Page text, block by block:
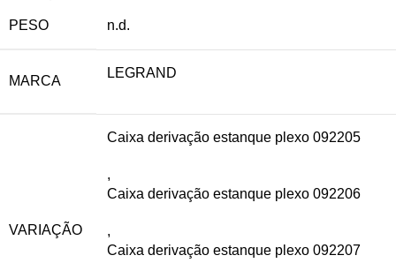
PESO n.d.
MARCA
LEGRAND
VARIAÇÃO
Caixa derivação estanque plexo 092205
,
Caixa derivação estanque plexo 092206
,
Caixa derivação estanque plexo 092207